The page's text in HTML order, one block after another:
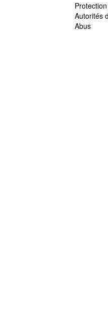
Autorités
Abus